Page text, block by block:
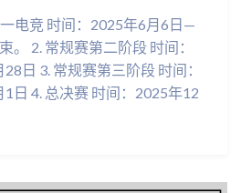
电竞 时间：2025年6月6日—
。 2. 常规赛第二阶段 时间：
日 3. 常规赛第三阶段 时间：
日 4. 总决赛 时间：2025年12